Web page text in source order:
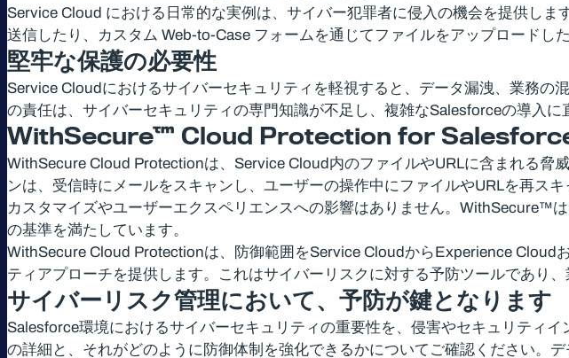
Service Cloud における日常的な実例は、サイバー犯罪者に侵入の機会を提供し
送信したり、カスタム Web-to-Case フォームを通じてファイルをアップロードし
堅牢な保護の必要性
Service Cloudにおけるサイバーセキュリティを軽視すると、データ漏洩、業務
の責任は、サイバーセキュリティの専門知識が不足し、複雑なSalesforceの導入に
WithSecure™ Cloud Protection for
WithSecure Cloud Protectionは、Service Cloud内のファイルやURLに含まれる脅
ンは、受信時にメールをスキャンし、ユーザーの操作中にファイルやURLを再ス
カスタマイズやユーザーエクスペリエンスへの影響はありません。WithSecure™
の基準を満たしています。
WithSecure Cloud Protectionは、防御範囲をService CloudからExperience Cloud
ティアプローチを提供します。これはサイバーリスクに対する予防ツールであり
サイバーリスク管理において、予防が鍵となります
Salesforce環境におけるサイバーセキュリティの重要性を、侵害やセキュリティ
の詳細と、それがどのように防御体制を強化できるかについてご確認ください。